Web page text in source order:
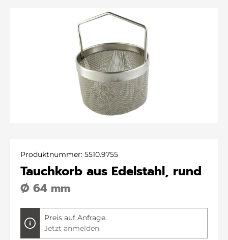
Produktnummer: 5510.9755
Tauchkorb aus Edelstahl, rund
Ø 64 mm
Preis auf Anfrage.
Jetzt anmelden